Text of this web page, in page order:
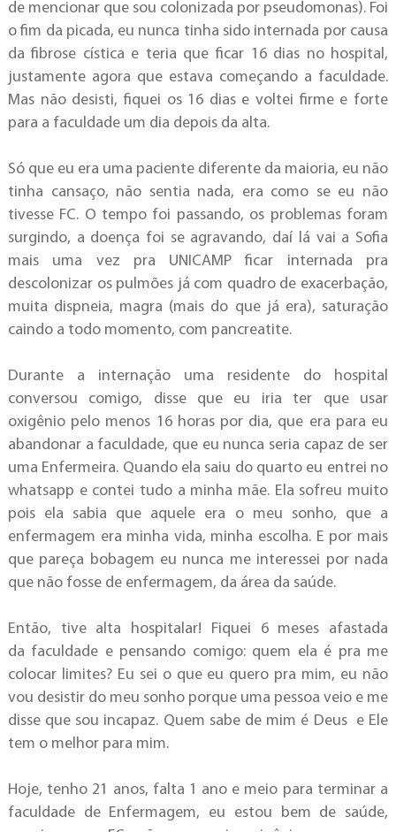
de mencionar que sou colonizada por pseudomonas). Foi
o fim da picada, eu nunca tinha sido internada por causa
da fibrose cística e teria que ficar 16 dias no hospital,
justamente agora que estava começando a faculdade.
Mas não desisti, fiquei os 16 dias e voltei firme e forte
para a faculdade um dia depois da alta.
Só que eu era uma paciente diferente da maioria, eu não
tinha cansaço, não sentia nada, era como se eu não
tivesse FC. O tempo foi passando, os problemas foram
surgindo, a doença foi se agravando, daí lá vai a Sofia
mais uma vez pra UNICAMP ficar internada pra
descolonizar os pulmões já com quadro de exacerbação,
muita dispneia, magra (mais do que já era), saturação
caindo a todo momento, com pancreatite.
Durante a internação uma residente do hospital
conversou comigo, disse que eu iria ter que usar
oxigênio pelo menos 16 horas por dia, que era para eu
abandonar a faculdade, que eu nunca seria capaz de ser
uma Enfermeira. Quando ela saiu do quarto eu entrei no
whatsapp e contei tudo a minha mãe. Ela sofreu muito
pois ela sabia que aquele era o meu sonho, que a
enfermagem era minha vida, minha escolha. E por mais
que pareça bobagem eu nunca me interessei por nada
que não fosse de enfermagem, da área da saúde.
Então, tive alta hospitalar! Fiquei 6 meses afastada
da faculdade e pensando comigo: quem ela é pra me
colocar limites? Eu sei o que eu quero pra mim, eu não
vou desistir do meu sonho porque uma pessoa veio e me
disse que sou incapaz. Quem sabe de mim é Deus e Ele
tem o melhor para mim.
Hoje, tenho 21 anos, falta 1 ano e meio para terminar a
faculdade de Enfermagem, eu estou bem de saúde,